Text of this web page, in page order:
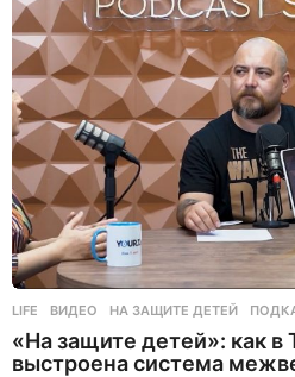
LIFE ВИДЕО ,НА ЗАЩИТЕ ДЕТЕЙ ,
«На защите детей»: как в
выстроена система